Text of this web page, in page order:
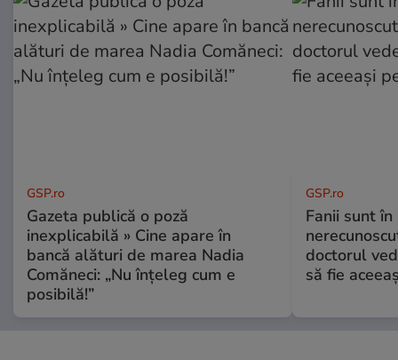
GSP.ro
Gazeta publică o poză
inexplicabilă » Cine apare în
bancă alături de marea Nadia
Comăneci: „Nu înțeleg cum e
posibilă!”
GSP.ro
Fanii sunt în
doctorul
să fie